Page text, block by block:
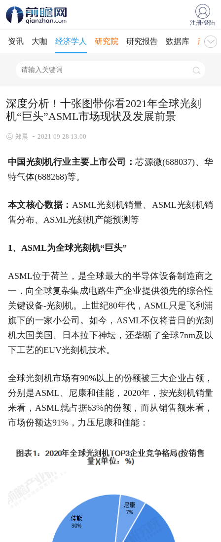
注册/登陆
资讯 大咖 经济学人 研究院 研究报告 数据库 产业
深度分析！十张图带你看2021年全球光刻
机“巨头”ASML市场现状及发展前景
郑晨 2021-09-28 13:00
中国光刻机行业主要上市公司：芯源微(688037)、华
特气体(688268)等。
本文核心数据： ASML光刻机销量、ASML光刻机销
售分布、ASML光刻机产能预测等
1、ASML为全球光刻机“巨头”
ASML位于荷兰，是全球最大的半导体设备制造商之
一，向全球复杂集成电路生产企业提供领先的综合性
关键设备-光刻机。上世纪80年代，ASML只是飞利浦
旗下的一家小公司。如今，ASML不仅将昔日的光刻
机大国美国、日本拉下神坛，还垄断了全球7nm及以
下工艺的EUV光刻机技术。
全球光刻机市场有90%以上的份额被三大企业占领，
分别是ASML、尼康和佳能，2020年，按光刻机销量
来看，ASML就占据63%的份额，而从销售额来看，
市场份额达91%，力压尼康和佳能：